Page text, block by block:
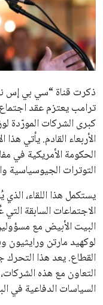
علوم وتكنولوجيا
المرأة والجمال
محافظات
ذكرت قناة “سي بي إس
ترامب يعتزم عقد
كبرى الشركات المورّدة
الأربعاء القادم. يأتي
الحكومة الأمريكية في
التوترات الجيوسياسية
يستكمل هذا اللقاء،
الاجتماعات السابقة
البيت الأبيض مع
لوكهيد مارتن ورايثيون
القطاع. يعد هذا التحرك
التعاون مع هذه
السياسات الدفاعية في